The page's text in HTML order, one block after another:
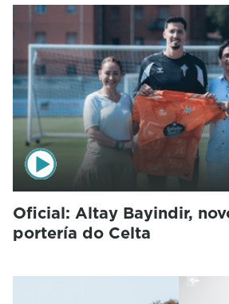
Oficial: Altay Bayindir,
portería do Celta